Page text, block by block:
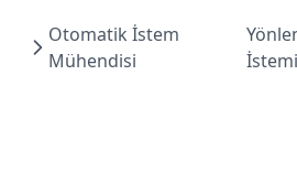
LLM Agents
Otomatik İstem
Mühendisi
İstemi